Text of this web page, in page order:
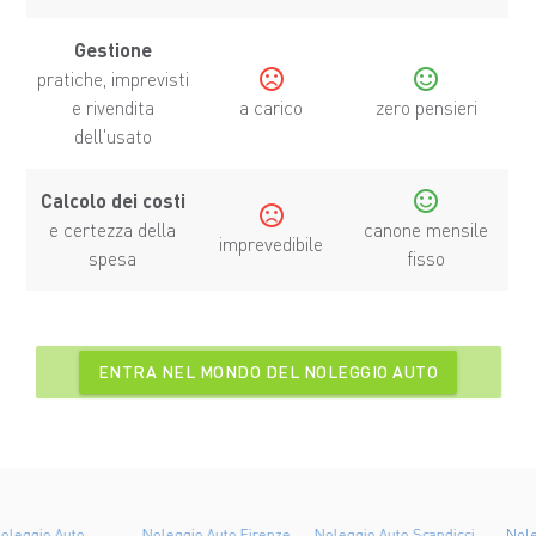
Gestione
pratiche, imprevisti
e rivendita
dell'usato
sentiment_dissatisfied
a carico
sentiment_satisfied
zero pensieri
Calcolo dei costi
e certezza della
spesa
sentiment_dissatisfied
imprevedibile
sentiment_satisfied
canone mensile
fisso
ENTRA NEL MONDO DEL NOLEGGIO AUTO